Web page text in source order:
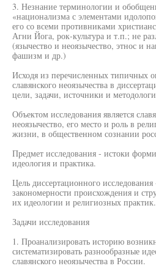
3. Незнание терминологии и
«национализма с элементами
его со всеми противниками
Агни Йога, рок-культура и т.п.; не
(язычество и неоязычество, этнос и
фашизм и др.)
Исходя из перечисленных типичных
славянского неоязычества в
цели, задачи, источники и
Объектом исследования является
неоязычество, его место и роль в
жизни, в общественном сознании
Предмет исследования - истоки
идеология и практика.
Цель диссертационного
закономерности происхождения и
их идеологии и религиозных практик.
Задачи исследования
1. Проанализировать историю
систематизировать разнообразные
славянского неоязычества в России.